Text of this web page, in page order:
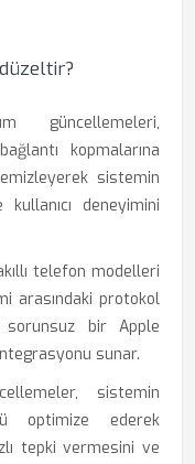
güncellemeleri,
kopmalarına
sistemin
kullanıcı deneyimini
telefon modelleri
arasındaki protokol
sorunsuz bir Apple
sunar.
sistemin
optimize ederek
tepki vermesini ve